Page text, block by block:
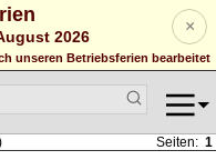
2026
unseren Betriebsferien bearbeitet
×
Seiten: 1